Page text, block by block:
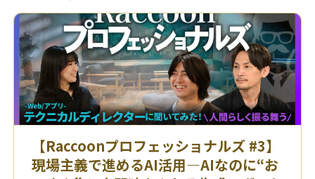
【Raccoonプロフェッショナルズ #3】
現場主義で進めるAI活用—AIなのに“お